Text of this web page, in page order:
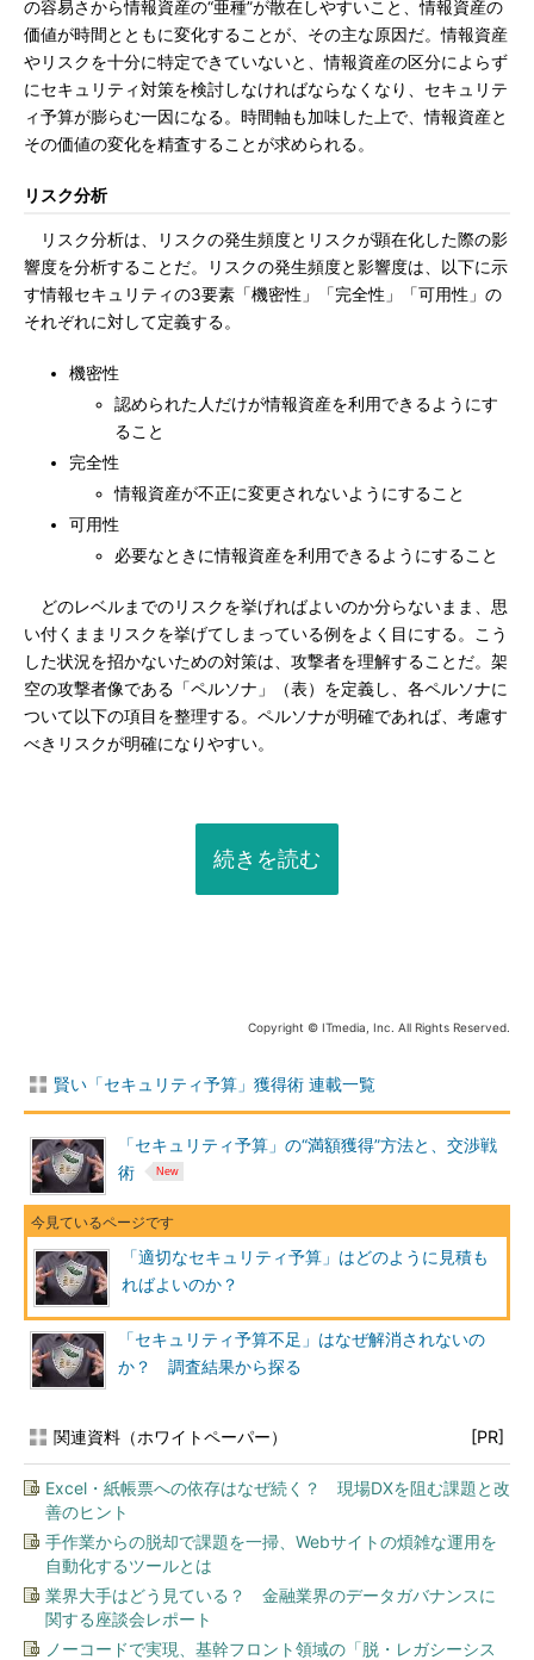
の容易さから情報資産の“亜種”が散在しやすいこと、情報資産の
価値が時間とともに変化することが、その主な原因だ。情報資産
やリスクを十分に特定できていないと、情報資産の区分によらず
にセキュリティ対策を検討しなければならなくなり、セキュリテ
ィ予算が膨らむ一因になる。時間軸も加味した上で、情報資産と
その価値の変化を精査することが求められる。
リスク分析
リスク分析は、リスクの発生頻度とリスクが顕在化した際の影
響度を分析することだ。リスクの発生頻度と影響度は、以下に示
す情報セキュリティの3要素「機密性」「完全性」「可用性」の
それぞれに対して定義する。
機密性
認められた人だけが情報資産を利用できるようにす
ること
完全性
情報資産が不正に変更されないようにすること
可用性
必要なときに情報資産を利用できるようにすること
どのレベルまでのリスクを挙げればよいのか分らないまま、思
い付くままリスクを挙げてしまっている例をよく目にする。こう
した状況を招かないための対策は、攻撃者を理解することだ。架
空の攻撃者像である「ペルソナ」（表）を定義し、各ペルソナに
ついて以下の項目を整理する。ペルソナが明確であれば、考慮す
べきリスクが明確になりやすい。
続きを読む
Copyright © ITmedia, Inc. All Rights Reserved.
賢い「セキュリティ予算」獲得術 連載一覧
「セキュリティ予算」の“満額獲得”方法と、交渉戦
術
「適切なセキュリティ予算」はどのように見積も
ればよいのか？
「セキュリティ予算不足」はなぜ解消されないの
か？ 調査結果から探る
関連資料（ホワイトペーパー） [PR]
Excel・紙帳票への依存はなぜ続く？ 現場DXを阻む課題と改
善のヒント
手作業からの脱却で課題を一掃、Webサイトの煩雑な運用を
自動化するツールとは
業界大手はどう見ている？ 金融業界のデータガバナンスに
関する座談会レポート
ノーコードで実現、基幹フロント領域の「脱・レガシーシス